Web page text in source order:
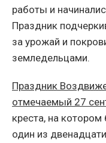
работы и
Праздник
за урожай и
земледельцами.
Праздник
отмечаемый 27
креста, на
один из